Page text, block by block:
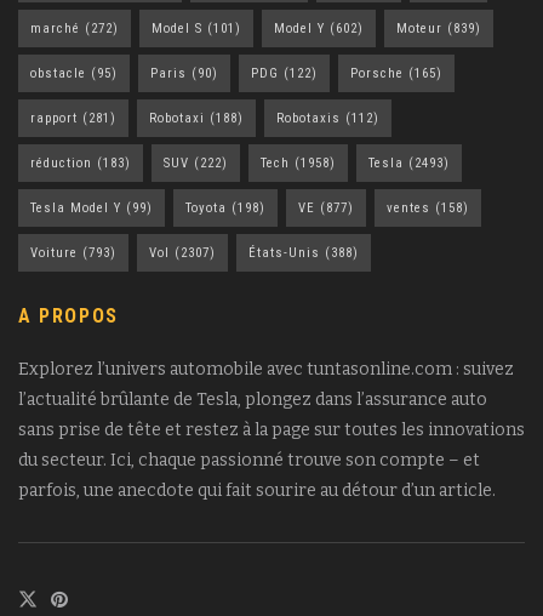
marché (272) Model S (101) Model Y (602) Moteur (839)
obstacle (95) Paris (90) PDG (122) Porsche (165)
rapport (281) Robotaxi (188) Robotaxis (112)
réduction (183) SUV (222) Tech (1958) Tesla (2493)
Tesla Model Y (99) Toyota (198) VE (877) ventes (158)
Voiture (793) Vol (2307) États-Unis (388)
A PROPOS
Explorez l’univers automobile avec tuntasonline.com : suivez
l’actualité brûlante de Tesla, plongez dans l’assurance auto
sans prise de tête et restez à la page sur toutes les innovations
du secteur. Ici, chaque passionné trouve son compte – et
parfois, une anecdote qui fait sourire au détour d’un article.